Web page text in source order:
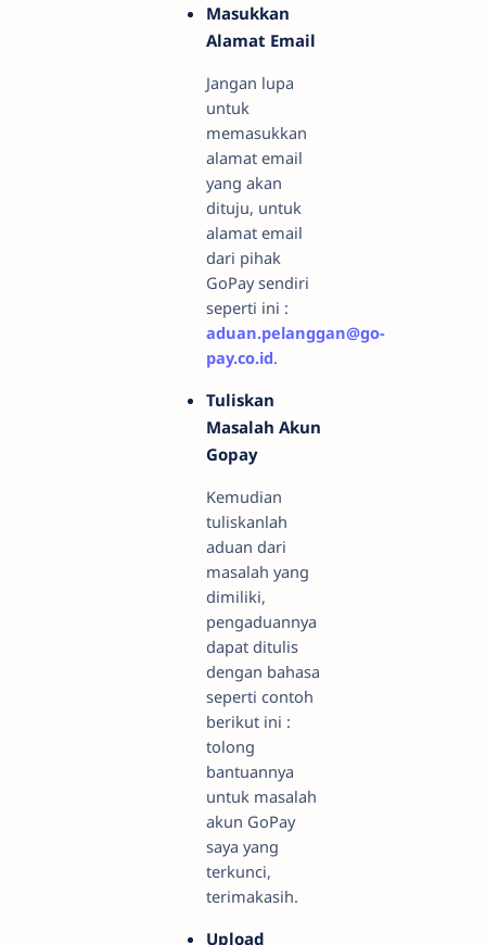
Masukkan
Alamat Email
Jangan lupa
untuk
memasukkan
alamat email
yang akan
dituju, untuk
alamat email
dari pihak
GoPay sendiri
seperti ini :
aduan.pelanggan@go-
pay.co.id.
Tuliskan
Masalah Akun
Gopay
Kemudian
tuliskanlah
aduan dari
masalah yang
dimiliki,
pengaduannya
dapat ditulis
dengan bahasa
seperti contoh
berikut ini :
tolong
bantuannya
untuk masalah
akun GoPay
saya yang
terkunci,
terimakasih.
Upload